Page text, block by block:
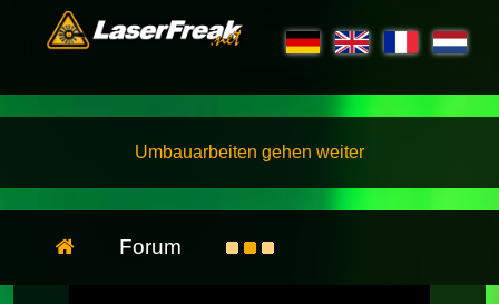
Umbauarbeiten gehen weiter
Forum